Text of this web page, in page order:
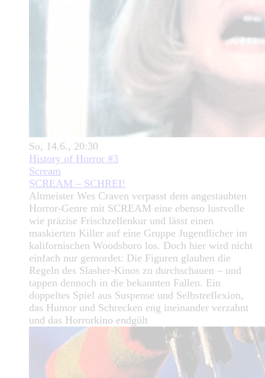
So, 14.6., 20:30
History of Horror #3
Scream
SCREAM – SCHREI!
Altmeister Wes Craven verpasst dem angestaubten
Horror-Genre mit SCREAM eine ebenso lustvolle
wie präzise Frischzellenkur und lässt einen
maskierten Killer auf eine Gruppe Jugendlicher im
kalifornischen Woodsboro los. Doch hier wird nicht
einfach nur gemordet: Die Figuren glauben die
Regeln des Slasher-Kinos zu durchschauen – und
tappen dennoch in die bekannten Fallen. Ein
doppeltes Spiel aus Suspense und Selbstreflexion,
das Humor und Schrecken eng ineinander verzahnt
und das Horrorkino endgült